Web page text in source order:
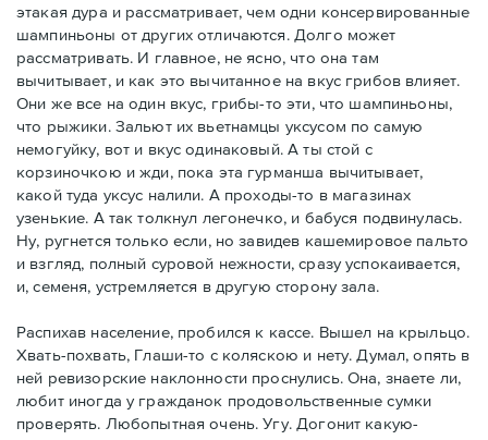
этакая дура и рассматривает, чем одни консервированные
шампиньоны от других отличаются. Долго может
рассматривать. И главное, не ясно, что она там
вычитывает, и как это вычитанное на вкус грибов влияет.
Они же все на один вкус, грибы-то эти, что шампиньоны,
что рыжики. Зальют их вьетнамцы уксусом по самую
немогуйку, вот и вкус одинаковый. А ты стой с
корзиночкою и жди, пока эта гурманша вычитывает,
какой туда уксус налили. А проходы-то в магазинах
узенькие. А так толкнул легонечко, и бабуся подвинулась.
Ну, ругнется только если, но завидев кашемировое пальто
и взгляд, полный суровой нежности, сразу успокаивается,
и, семеня, устремляется в другую сторону зала.
Распихав население, пробился к кассе. Вышел на крыльцо.
Хвать-похвать, Глаши-то с коляскою и нету. Думал, опять в
ней ревизорские наклонности проснулись. Она, знаете ли,
любит иногда у гражданок продовольственные сумки
проверять. Любопытная очень. Угу. Догонит какую-